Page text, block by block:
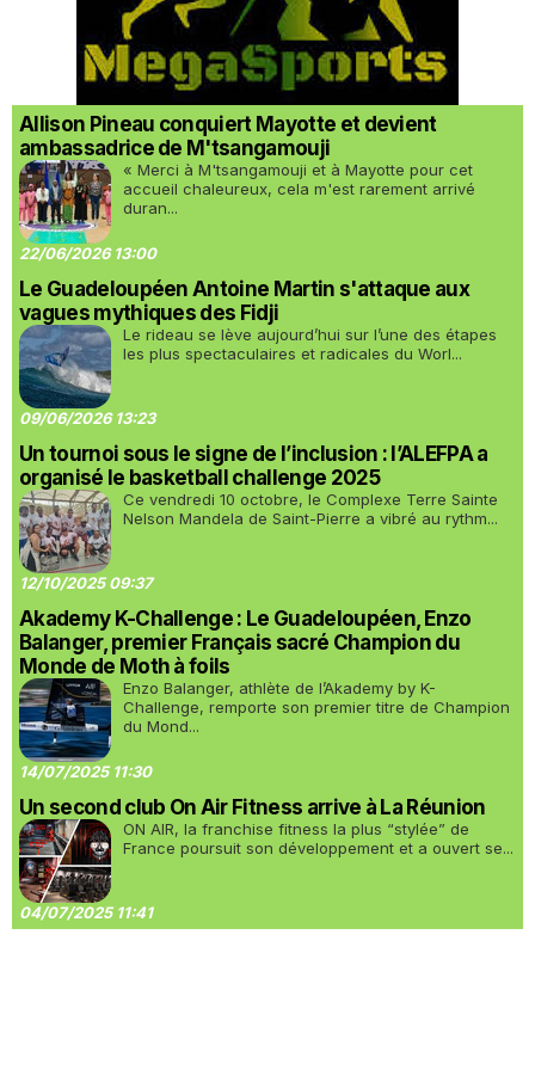
Allison Pineau conquiert Mayotte et devient
ambassadrice de M'tsangamouji
« Merci à M'tsangamouji et à Mayotte pour cet
accueil chaleureux, cela m'est rarement arrivé
duran...
22/06/2026 13:00
Le Guadeloupéen Antoine Martin s'attaque aux
vagues mythiques des Fidji
Le rideau se lève aujourd’hui sur l’une des étapes
les plus spectaculaires et radicales du Worl...
09/06/2026 13:23
Un tournoi sous le signe de l’inclusion : l’ALEFPA a
organisé le basketball challenge 2025
Ce vendredi 10 octobre, le Complexe Terre Sainte
Nelson Mandela de Saint-Pierre a vibré au rythm...
12/10/2025 09:37
Akademy K-Challenge : Le Guadeloupéen, Enzo
Balanger, premier Français sacré Champion du
Monde de Moth à foils
Enzo Balanger, athlète de l’Akademy by K-
Challenge, remporte son premier titre de Champion
du Mond...
14/07/2025 11:30
Un second club On Air Fitness arrive à La Réunion
ON AIR, la franchise fitness la plus “stylée” de
France poursuit son développement et a ouvert se...
04/07/2025 11:41